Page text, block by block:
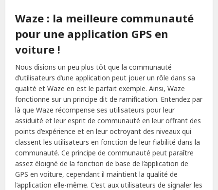
Waze : la meilleure communauté
pour une application GPS en
voiture !
Nous disions un peu plus tôt que la communauté
d’utilisateurs d’une application peut jouer un rôle dans sa
qualité et Waze en est le parfait exemple. Ainsi, Waze
fonctionne sur un principe dit de ramification. Entendez par
là que Waze récompense ses utilisateurs pour leur
assiduité et leur esprit de communauté en leur offrant des
points d’expérience et en leur octroyant des niveaux qui
classent les utilisateurs en fonction de leur fiabilité dans la
communauté. Ce principe de communauté peut paraître
assez éloigné de la fonction de base de l’application de
GPS en voiture, cependant il maintient la qualité de
l’application elle-même. C’est aux utilisateurs de signaler les